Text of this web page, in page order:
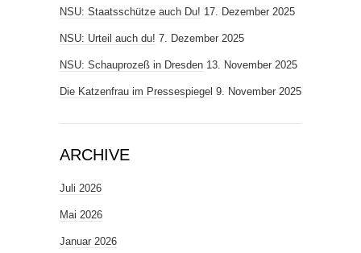
NSU: Staatsschütze auch Du! 17. Dezember 2025
NSU: Urteil auch du! 7. Dezember 2025
NSU: Schauprozeß in Dresden 13. November 2025
Die Katzenfrau im Pressespiegel 9. November 2025
ARCHIVE
Juli 2026
Mai 2026
Januar 2026